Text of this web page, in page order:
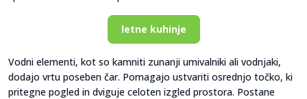
letne kuhinje
Vodni elementi, kot so kamniti zunanji umivalniki ali vodnjaki,
dodajo vrtu poseben čar. Pomagajo ustvariti osrednjo točko, ki
pritegne pogled in dviguje celoten izgled prostora. Postane